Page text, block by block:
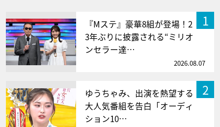
1
『Mステ』豪華8組が登場！2
3年ぶりに披露される“ミリオ
ンセラー達…
2026.08.07
2
ゆうちゃみ、出演を熱望する
大人気番組を告白「オーディ
ション10…